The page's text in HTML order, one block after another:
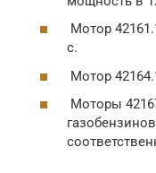
Мотор
с.
Мотор
Моторы